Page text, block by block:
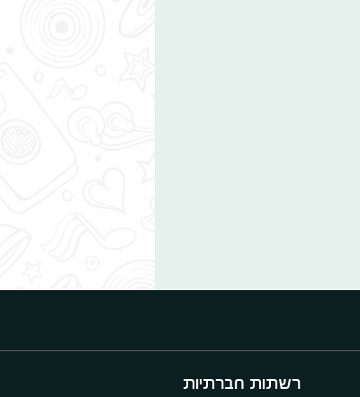
רשתות חברתיות